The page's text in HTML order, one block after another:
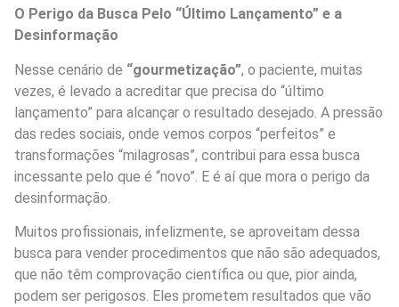
O Perigo da Busca Pelo “Último Lançamento” e a
Desinformação
Nesse cenário de “gourmetização”, o paciente, muitas
vezes, é levado a acreditar que precisa do “último
lançamento” para alcançar o resultado desejado. A pressão
das redes sociais, onde vemos corpos “perfeitos” e
transformações “milagrosas”, contribui para essa busca
incessante pelo que é “novo”. E é aí que mora o perigo da
desinformação.
Muitos profissionais, infelizmente, se aproveitam dessa
busca para vender procedimentos que não são adequados,
que não têm comprovação científica ou que, pior ainda,
podem ser perigosos. Eles prometem resultados que vão